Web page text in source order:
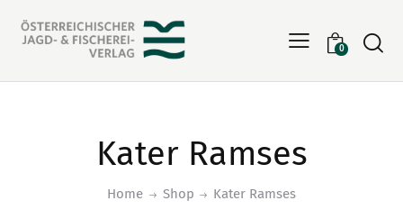
0
Kater Ramses
Home Shop Kater Ramses